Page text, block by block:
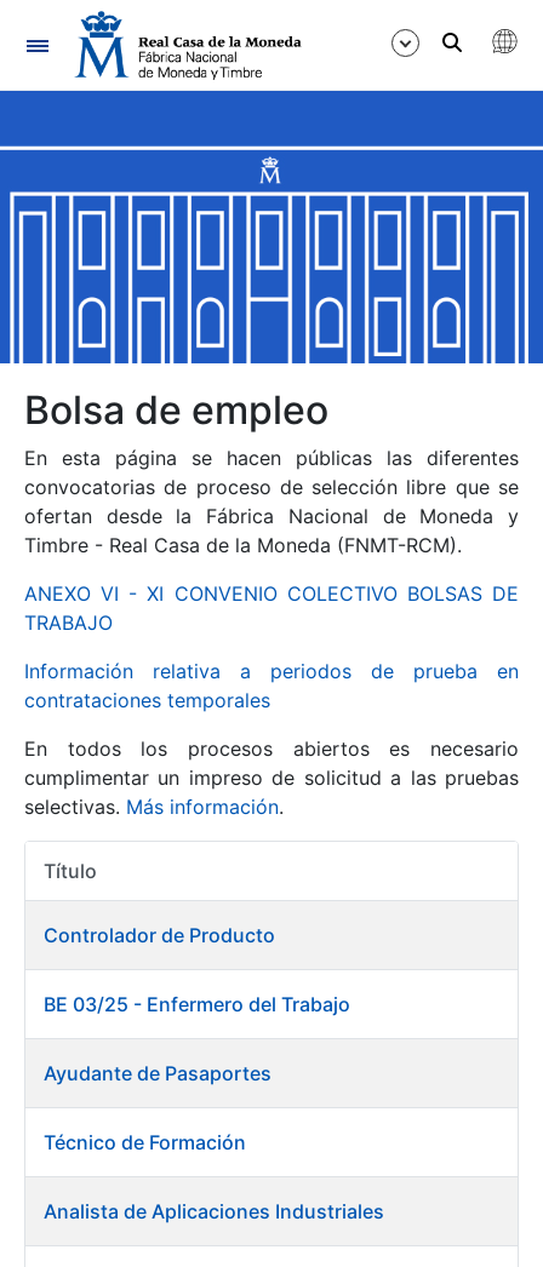
Navegación
Mostrar/Ocultar
Mostrar/Ocultar
Mostrar/Ocultar
Mostrar/Ocultar
Mostrar/Ocultar
Mostrar/Ocultar
Mostrar/Ocultar
Bolsa de empleo
En esta página se hacen públicas las diferentes
convocatorias de proceso de selección libre que se
ofertan desde la Fábrica Nacional de Moneda y
Timbre - Real Casa de la Moneda (FNMT-RCM).
ANEXO VI - XI CONVENIO COLECTIVO BOLSAS DE
TRABAJO
Información relativa a periodos de prueba en
contrataciones temporales
En todos los procesos abiertos es necesario
cumplimentar un impreso de solicitud a las pruebas
selectivas. Más información.
Título
Controlador de Producto
BE 03/25 - Enfermero del Trabajo
Ayudante de Pasaportes
Técnico de Formación
Analista de Aplicaciones Industriales